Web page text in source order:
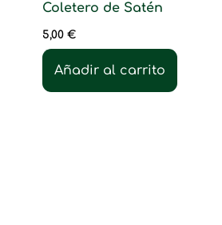
Coletero de Satén
5,00 €
Añadir al carrito